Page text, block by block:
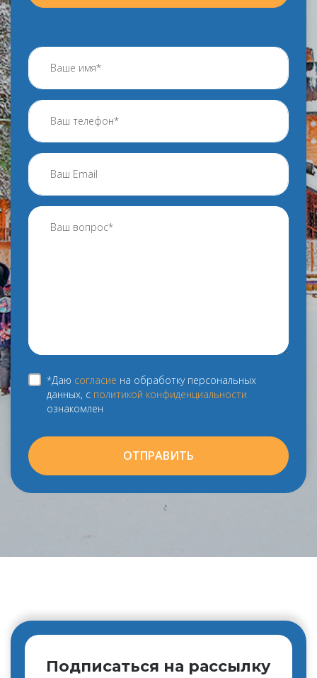
*Даю согласие на обработку персональных
данных, с политикой конфиденциальности
ознакомлен
ОТПРАВИТЬ
Подписаться на рассылку